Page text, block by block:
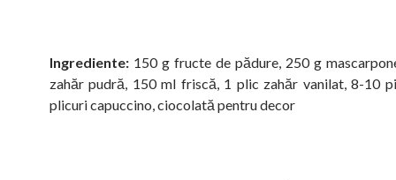
Ingrediente: 150 g fructe de pădure, 250 g
zahăr pudră, 150 ml friscă, 1 plic zahăr vanilat, 8-10
plicuri capuccino, ciocolată pentru decor